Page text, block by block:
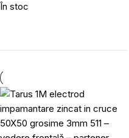
În stoc